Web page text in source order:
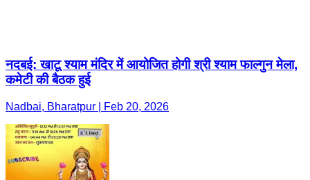
नदबई: खाटू श्याम मंदिर में आयोजित होगी श्री श्याम फाल्गुन मेला,
कमेटी की बैठक हुई
Nadbai, Bharatpur | Feb 20, 2026